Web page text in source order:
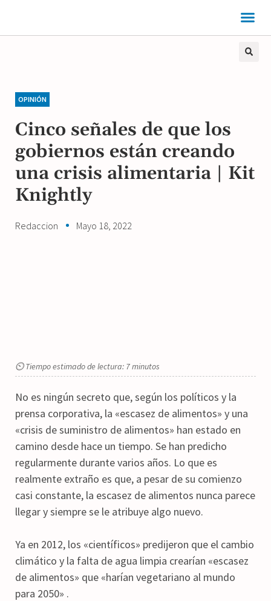
OPINIÓN
Cinco señales de que los
gobiernos están creando
una crisis alimentaria | Kit
Knightly
Redaccion Mayo 18, 2022
⏲ Tiempo estimado de lectura: 7 minutos
No es ningún secreto que, según los políticos y la
prensa corporativa, la «escasez de alimentos» y una
«crisis de suministro de alimentos» han estado en
camino desde hace un tiempo. Se han predicho
regularmente durante varios años. Lo que es
realmente extraño es que, a pesar de su comienzo
casi constante, la escasez de alimentos nunca parece
llegar y siempre se le atribuye algo nuevo.
Ya en 2012, los «científicos» predijeron que el cambio
climático y la falta de agua limpia crearían «escasez
de alimentos» que «harían vegetariano al mundo
para 2050» .